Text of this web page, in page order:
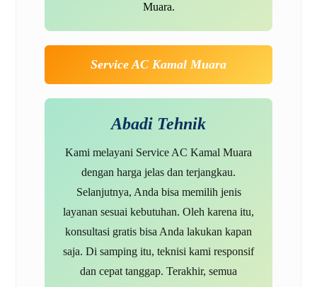
Muara.
Service AC Kamal Muara
Abadi Tehnik
Kami melayani Service AC Kamal Muara
dengan harga jelas dan terjangkau.
Selanjutnya, Anda bisa memilih jenis
layanan sesuai kebutuhan. Oleh karena itu,
konsultasi gratis bisa Anda lakukan kapan
saja. Di samping itu, teknisi kami responsif
dan cepat tanggap. Terakhir, semua